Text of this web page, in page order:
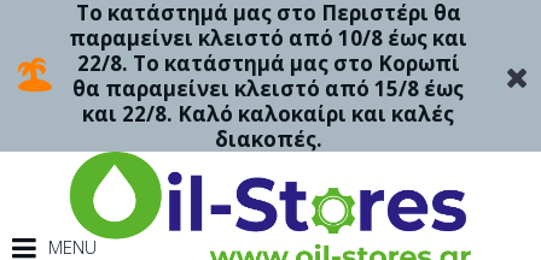
Το κατάστημά μας στο Περιστέρι θα
παραμείνει κλειστό από 10/8 έως και
22/8. Το κατάστημά μας στο Κορωπί
θα παραμείνει κλειστό από 15/8 έως
και 22/8. Καλό καλοκαίρι και καλές
διακοπές.
MENU